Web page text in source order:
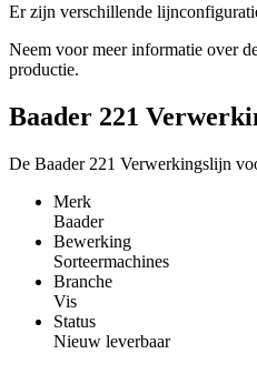
Er zijn verschillende
Neem voor meer informatie over
productie.
Baader 221
De Baader 221 Verwerkingslijn
Merk
Baader
Bewerking
Sorteermachines
Branche
Vis
Status
Nieuw leverbaar